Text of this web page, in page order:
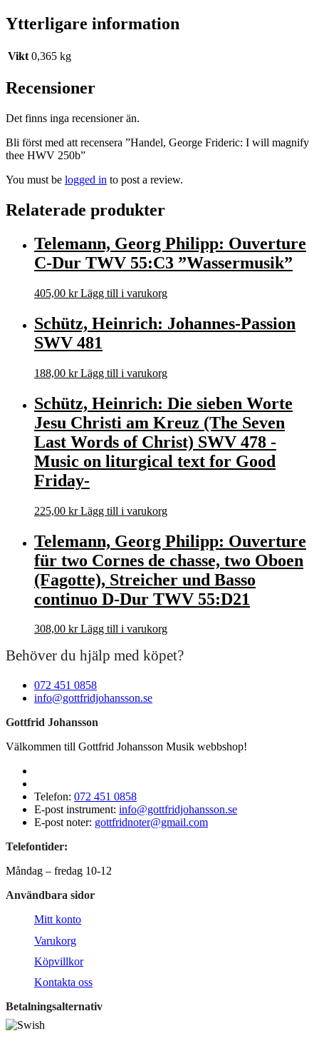
Ytterligare information
Vikt 0,365 kg
Recensioner
Det finns inga recensioner än.
Bli först med att recensera ”Handel, George Frideric: I will magnify
thee HWV 250b”
You must be logged in to post a review.
Relaterade produkter
Telemann, Georg Philipp: Ouverture
C-Dur TWV 55:C3 ”Wassermusik”
405,00 kr Lägg till i varukorg
Schütz, Heinrich: Johannes-Passion
SWV 481
188,00 kr Lägg till i varukorg
Schütz, Heinrich: Die sieben Worte
Jesu Christi am Kreuz (The Seven
Last Words of Christ) SWV 478 -
Music on liturgical text for Good
Friday-
225,00 kr Lägg till i varukorg
Telemann, Georg Philipp: Ouverture
für two Cornes de chasse, two Oboen
(Fagotte), Streicher und Basso
continuo D-Dur TWV 55:D21
308,00 kr Lägg till i varukorg
Behöver du hjälp med köpet?
072 451 0858
info@gottfridjohansson.se
Gottfrid Johansson
Välkommen till Gottfrid Johansson Musik webbshop!
Telefon: 072 451 0858
E-post instrument: info@gottfridjohansson.se
E-post noter: gottfridnoter@gmail.com
Telefontider:
Måndag – fredag 10-12
Användbara sidor
Mitt konto
Varukorg
Köpvillkor
Kontakta oss
Betalningsalternativ